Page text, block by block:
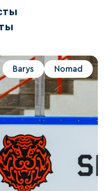
Barys Nomad